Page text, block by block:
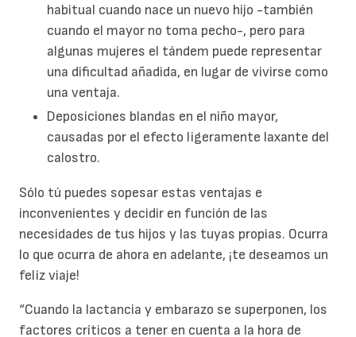
habitual cuando nace un nuevo hijo -también
cuando el mayor no toma pecho-, pero para
algunas mujeres el tándem puede representar
una dificultad añadida, en lugar de vivirse como
una ventaja.
Deposiciones blandas en el niño mayor,
causadas por el efecto ligeramente laxante del
calostro.
Sólo tú puedes sopesar estas ventajas e
inconvenientes y decidir en función de las
necesidades de tus hijos y las tuyas propias. Ocurra
lo que ocurra de ahora en adelante, ¡te deseamos un
feliz viaje!
“Cuando la lactancia y embarazo se superponen, los
factores críticos a tener en cuenta a la hora de